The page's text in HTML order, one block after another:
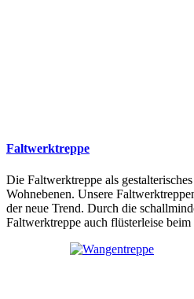
Faltwerktreppe
Die Faltwerktreppe als
Wohnebenen. Unsere
der neue Trend. Durch die
Faltwerktreppe auch flüsterleise beim